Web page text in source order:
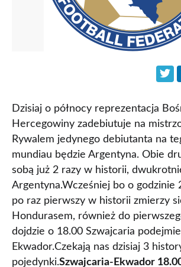
Dzisiaj o północy reprezentacja
Hercegowiny zadebiutuje na
Rywalem jedynego debiutanta na
mundiau będzie Argentyna. Obie
sobą już 2 razy w historii,
Argentyna.Wcześniej bo o godzinie
po raz pierwszy w historii zmierzy
Hondurasem, również do
dojdzie o 18.00 Szwajcaria podejmie
Ekwador.Czekają nas dzisiaj 3
pojedynki.Szwajcaria-Ekwador